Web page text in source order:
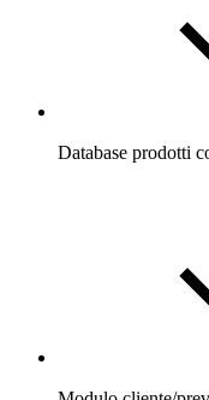
Database prodotti